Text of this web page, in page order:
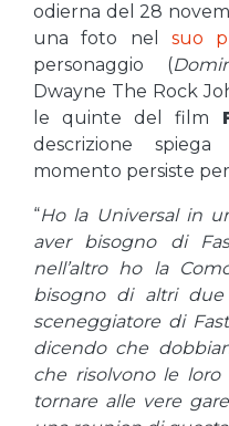
odierna del 28
una foto nel suo
personaggio (
Dwayne The Rock
le quinte del film
descrizione
momento persiste
“Ho la Universal in
aver bisogno di
nell’altro ho la
bisogno di altri
sceneggiatore di
dicendo che
che risolvono le loro
tornare alle vere